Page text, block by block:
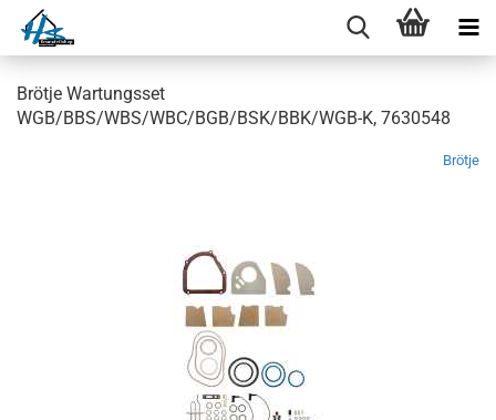
Brötje Wartungsset
WGB/BBS/WBS/WBC/BGB/BSK/BBK/WGB-K, 7630548
Brötje